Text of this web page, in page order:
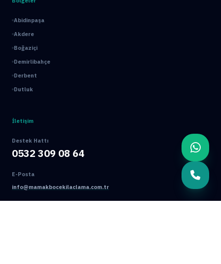
Abidinpaşa
Akdere
Boğaziçi
Demirlibahçe
Derbent
Dutluk
İletişim
Destek Hattı
0532 309 08 64
E-Posta
info@mamakbocekilaclama.com.tr